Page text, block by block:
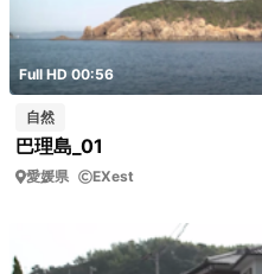
Full HD 00:56
自然
巴理島_01
愛媛県 EXest